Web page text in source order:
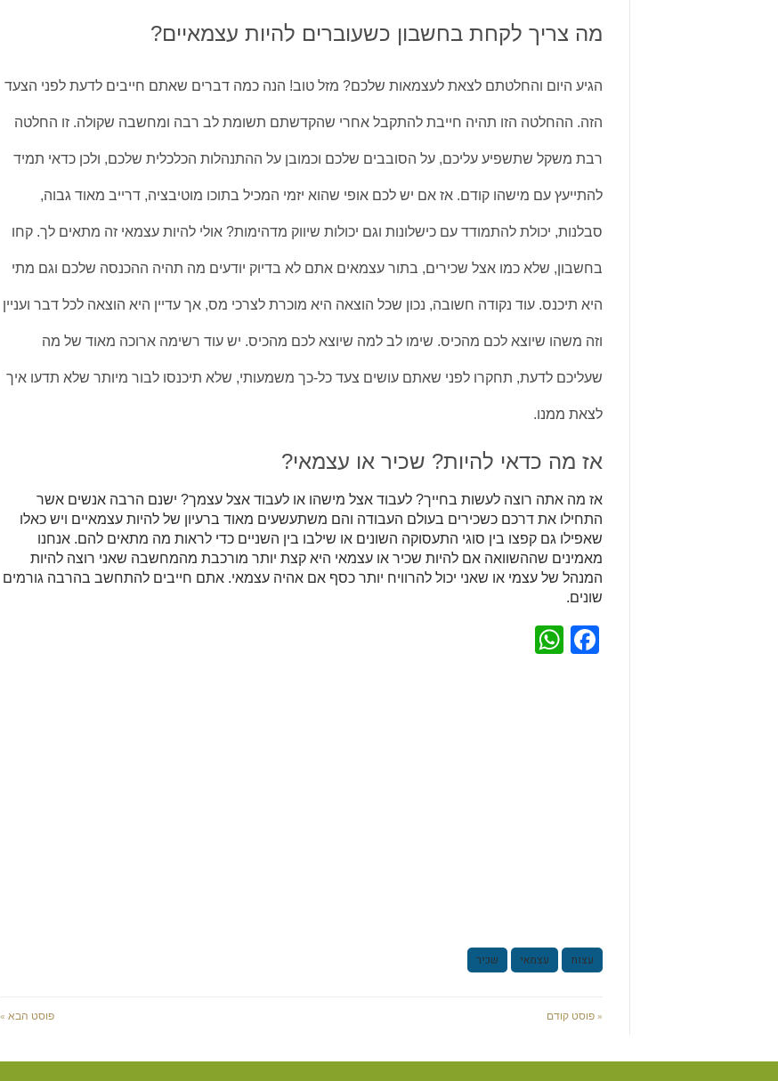
מה צריך לקחת בחשבון כשעוברים להיות עצמאיים?
הגיע היום והחלטתם לצאת לעצמאות שלכם? מזל טוב! הנה כמה דברים שאתם חייבים לדעת לפני הצעד
הזה. ההחלטה הזו תהיה חייבת להתקבל אחרי שהקדשתם תשומת לב רבה ומחשבה שקולה. זו החלטה
רבת משקל שתשפיע עליכם, על הסובבים שלכם וכמובן על ההתנהלות הכלכלית שלכם, ולכן כדאי תמיד
להתייעץ עם מישהו קודם. אז אם יש לכם אופי שהוא יזמי המכיל בתוכו מוטיבציה, דרייב מאוד גבוה,
סבלנות, יכולת להתמודד עם כישלונות וגם יכולות שיווק מדהימות? אולי להיות עצמאי זה מתאים לך. קחו
בחשבון, שלא כמו אצל שכירים, בתור עצמאים אתם לא בדיוק יודעים מה תהיה ההכנסה שלכם וגם מתי
היא תיכנס. עוד נקודה חשובה, נכון שכל הוצאה היא מוכרת לצרכי מס, אך עדיין היא הוצאה לכל דבר ועניין
וזה משהו שיוצא לכם מהכיס. שימו לב למה שיוצא לכם מהכיס. יש עוד רשימה ארוכה מאוד של מה
שעליכם לדעת, תחקרו לפני שאתם עושים צעד כל-כך משמעותי, שלא תיכנסו לבור מיותר שלא תדעו איך
לצאת ממנו.
אז מה כדאי להיות? שכיר או עצמאי?
אז מה אתה רוצה לעשות בחייך? לעבוד אצל מישהו או לעבוד אצל עצמך? ישנם הרבה אנשים אשר
התחילו את דרכם כשכירים בעולם העבודה והם משתעשעים מאוד ברעיון של להיות עצמאיים ויש כאלו
שאפילו גם קפצו בין סוגי התעסוקה השונים או שילבו בין השניים כדי לראות מה מתאים להם. אנחנו
מאמינים שההשוואה אם להיות שכיר או עצמאי היא קצת יותר מורכבת מהמחשבה שאני רוצה להיות
המנהל של עצמי או שאני יכול להרוויח יותר כסף אם אהיה עצמאי. אתם חייבים להתחשב בהרבה גורמים
שונים.
Facebook
עצות עצמאי שכיר
« פוסט קודם פוסט הבא »